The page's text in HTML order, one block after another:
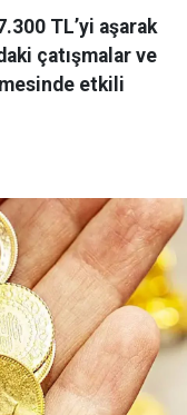
TL’yi aşarak
çatışmalar ve
etkili